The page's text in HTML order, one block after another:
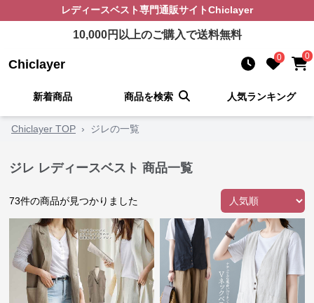
レディースベスト専門通販サイトChiclayer
10,000円以上のご購入で送料無料
Chiclayer 0 0
新着商品 商品を検索 人気ランキング
Chiclayer TOP › ジレの一覧
ジレ レディースベスト 商品一覧
73件の商品が見つかりました